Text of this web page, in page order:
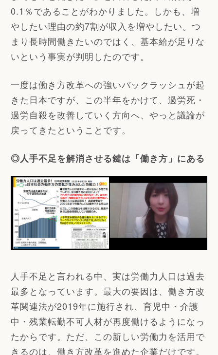
0.1％であることがわかりました。しかも、増
やしたい理由の約7割が収入を増やしたい。つ
まり長時間働きたいのではく、基本給が足りな
いという事実が判明したのです。
一度は働き方改革への強いバックラッシュが起
きた日本ですが、この半年をかけて、過労死・
過労自殺を改善していく方向へ、やっと議論が
戻ってきたということです。
◎人手不足を解消させる鍵は「働き方」にある
人手不足と言われる中、実は労働力人口は過去
最多となっています。最大の要因は、働き方改
革関連法が2019年に施行され、育児中・介護
中・残業転勤不可人材が再度働けるようになっ
たからです。ただ、この新しい労働力を活用で
きるのは、働き方改革を進めた企業だけです。